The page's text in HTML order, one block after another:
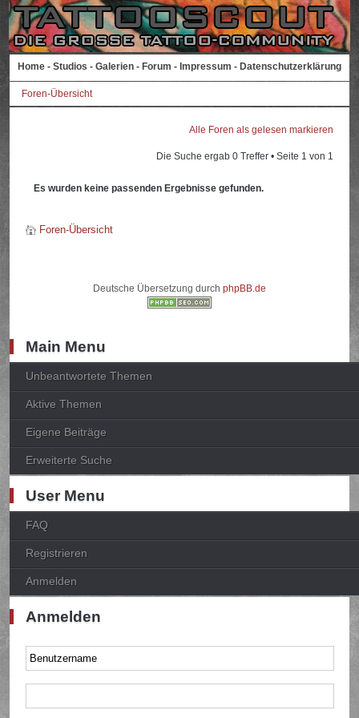
Home - Studios - Galerien - Forum - Impressum - Datenschutzerklärung
Foren-Übersicht
Alle Foren als gelesen markieren
Die Suche ergab 0 Treffer • Seite 1 von 1
Es wurden keine passenden Ergebnisse gefunden.
Foren-Übersicht
Deutsche Übersetzung durch phpBB.de
Main Menu
Unbeantwortete Themen
Aktive Themen
Eigene Beiträge
Erweiterte Suche
User Menu
FAQ
Registrieren
Anmelden
Anmelden